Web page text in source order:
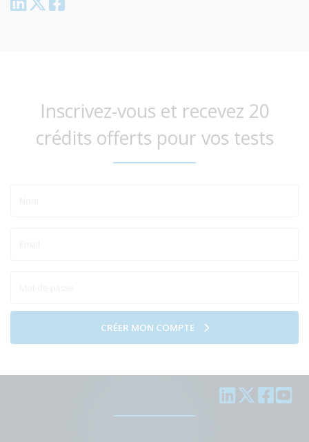
Inscrivez-vous et recevez 20
crédits offerts pour vos tests
CRÉER MON COMPTE